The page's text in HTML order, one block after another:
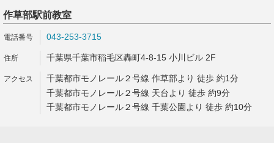
作草部駅前教室
043-253-3715
千葉県千葉市稲毛区轟町4-8-15 小川ビル 2F
千葉都市モノレール２号線 作草部より 徒歩 約1分
千葉都市モノレール２号線 天台より 徒歩 約9分
千葉都市モノレール２号線 千葉公園より 徒歩 約10分